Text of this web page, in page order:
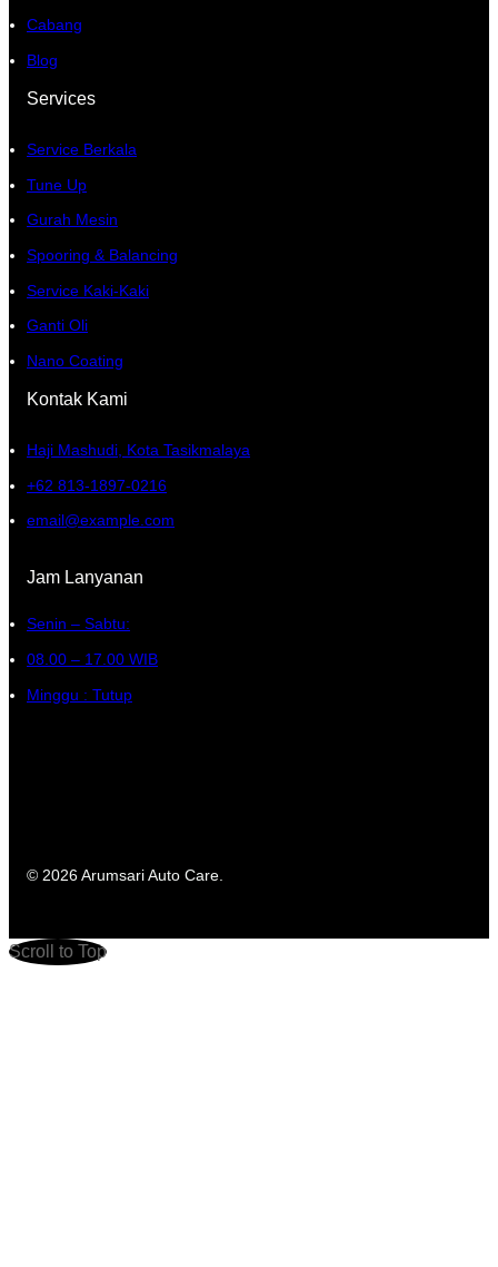
Cabang
Blog
Services
Service Berkala
Tune Up
Gurah Mesin
Spooring & Balancing
Service Kaki-Kaki
Ganti Oli
Nano Coating
Kontak Kami
Haji Mashudi, Kota Tasikmalaya
+62 813-1897-0216
email@example.com
Jam Lanyanan
Senin – Sabtu:
08.00 – 17.00 WIB
Minggu : Tutup
© 2026 Arumsari Auto Care.
Scroll to Top